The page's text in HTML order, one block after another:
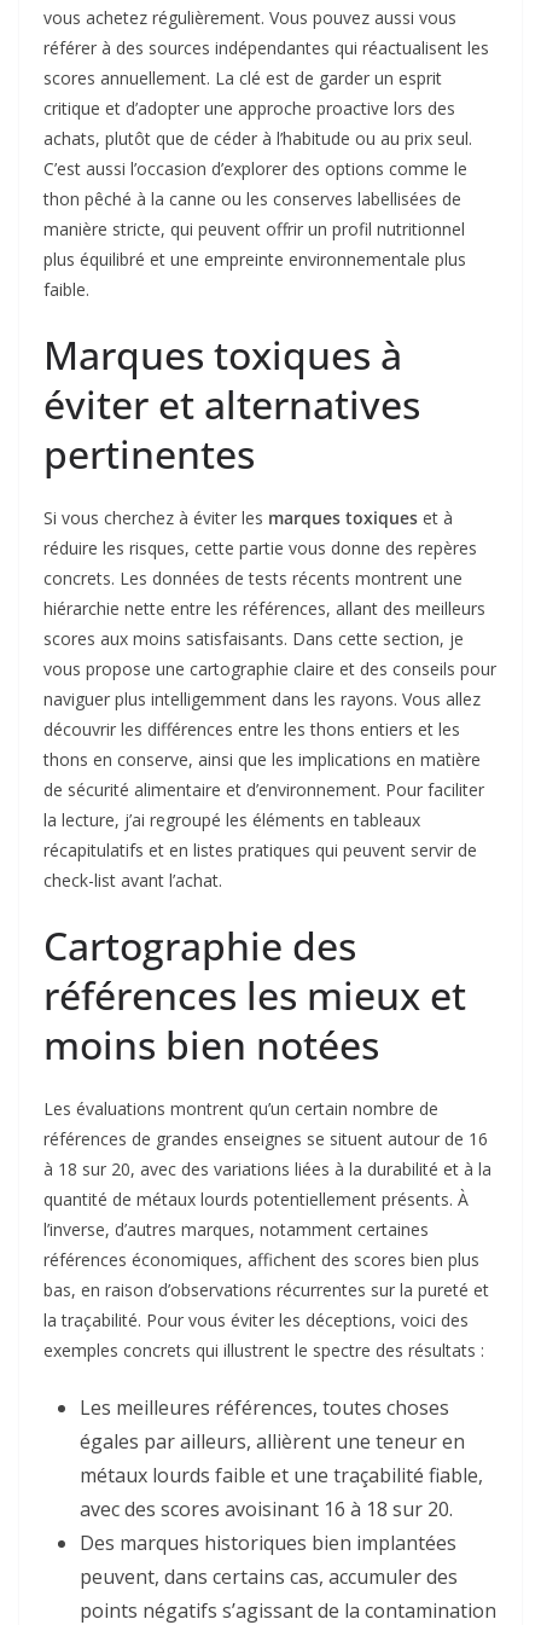
vous achetez régulièrement. Vous pouvez aussi vous
référer à des sources indépendantes qui réactualisent les
scores annuellement. La clé est de garder un esprit
critique et d’adopter une approche proactive lors des
achats, plutôt que de céder à l’habitude ou au prix seul.
C’est aussi l’occasion d’explorer des options comme le
thon pêché à la canne ou les conserves labellisées de
manière stricte, qui peuvent offrir un profil nutritionnel
plus équilibré et une empreinte environnementale plus
faible.
Marques toxiques à
éviter et alternatives
pertinentes
Si vous cherchez à éviter les marques toxiques et à
réduire les risques, cette partie vous donne des repères
concrets. Les données de tests récents montrent une
hiérarchie nette entre les références, allant des meilleurs
scores aux moins satisfaisants. Dans cette section, je
vous propose une cartographie claire et des conseils pour
naviguer plus intelligemment dans les rayons. Vous allez
découvrir les différences entre les thons entiers et les
thons en conserve, ainsi que les implications en matière
de sécurité alimentaire et d’environnement. Pour faciliter
la lecture, j’ai regroupé les éléments en tableaux
récapitulatifs et en listes pratiques qui peuvent servir de
check-list avant l’achat.
Cartographie des
références les mieux et
moins bien notées
Les évaluations montrent qu’un certain nombre de
références de grandes enseignes se situent autour de 16
à 18 sur 20, avec des variations liées à la durabilité et à la
quantité de métaux lourds potentiellement présents. À
l’inverse, d’autres marques, notamment certaines
références économiques, affichent des scores bien plus
bas, en raison d’observations récurrentes sur la pureté et
la traçabilité. Pour vous éviter les déceptions, voici des
exemples concrets qui illustrent le spectre des résultats :
Les meilleures références, toutes choses
égales par ailleurs, allièrent une teneur en
métaux lourds faible et une traçabilité fiable,
avec des scores avoisinant 16 à 18 sur 20.
Des marques historiques bien implantées
peuvent, dans certains cas, accumuler des
points négatifs s’agissant de la contamination